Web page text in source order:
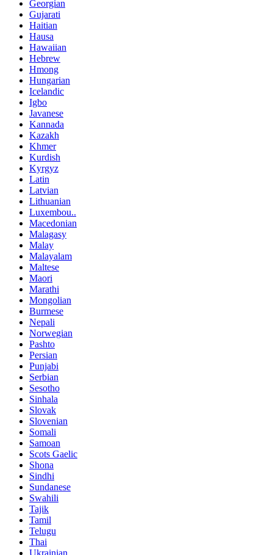
Georgian
Gujarati
Haitian
Hausa
Hawaiian
Hebrew
Hmong
Hungarian
Icelandic
Igbo
Javanese
Kannada
Kazakh
Khmer
Kurdish
Kyrgyz
Latin
Latvian
Lithuanian
Luxembou..
Macedonian
Malagasy
Malay
Malayalam
Maltese
Maori
Marathi
Mongolian
Burmese
Nepali
Norwegian
Pashto
Persian
Punjabi
Serbian
Sesotho
Sinhala
Slovak
Slovenian
Somali
Samoan
Scots Gaelic
Shona
Sindhi
Sundanese
Swahili
Tajik
Tamil
Telugu
Thai